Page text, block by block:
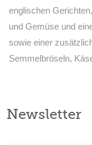
englischen
und Gemüse und
sowie einer
Semmelbröseln,
Newsletter